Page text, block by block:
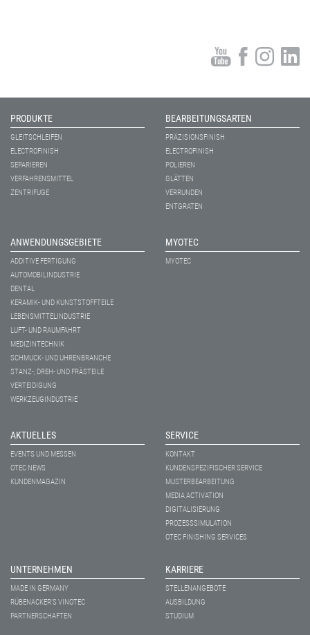
PRODUKTE
GLEITSCHLEIFEN
ELECTROFINISH
SEPARIEREN
VERFAHRENSMITTEL
ZENTRIFUGE
BEARBEITUNGSARTEN
PRÄZISIONSFINISH
ELECTROFINISH
POLIEREN
GLÄTTEN
VERRUNDEN
ENTGRATEN
ANWENDUNGSGEBIETE
ADDITIVE FERTIGUNG
AUTOMOBILINDUSTRIE
DENTAL
KERAMIK- UND KUNSTSTOFFTEILE
LEBENSMITTELINDUSTRIE
LUFT- UND RAUMFAHRT
MEDIZINTECHNIK
SCHMUCK- UND UHRENBRANCHE
STANZ-, DREH- UND FRÄSTEILE
VERTEIDIGUNG
WERKZEUGINDUSTRIE
MYOTEC
MYOTEC
AKTUELLES
EVENTS UND MESSEN
OTEC NEWS
KUNDENMAGAZIN
SERVICE
KONTAKT
KUNDENSPEZIFISCHER SERVICE
MUSTERBEARBEITUNG
MEDIA ACTIVATION
DIGITALISIERUNG
PROZESSSIMULATION
OTEC FINISHING SERVICES
UNTERNEHMEN
MADE IN GERMANY
RÜBENACKER'S VINOTEC
PARTNERSCHAFTEN
KARRIERE
STELLENANGEBOTE
AUSBILDUNG
STUDIUM